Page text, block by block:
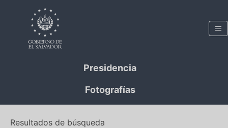
Presidencia
Fotografías
Resultados de búsqueda